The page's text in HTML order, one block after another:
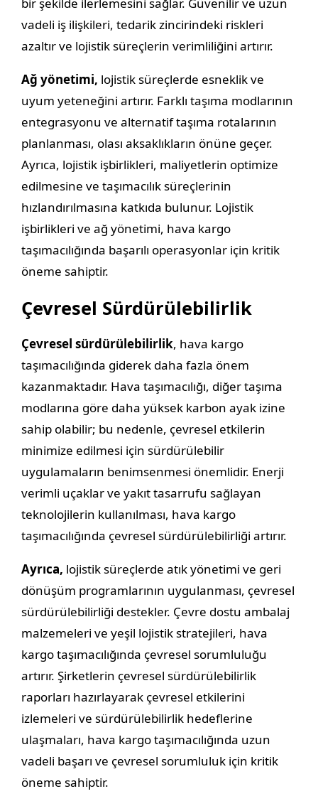
vadeli iş ilişkileri, tedarik zincirindeki riskleri
azaltır ve lojistik süreçlerin verimliliğini artırır.
Ağ yönetimi, lojistik süreçlerde esneklik ve
uyum yeteneğini artırır. Farklı taşıma modlarının
entegrasyonu ve alternatif taşıma rotalarının
planlanması, olası aksaklıkların önüne geçer.
Ayrıca, lojistik işbirlikleri, maliyetlerin optimize
edilmesine ve taşımacılık süreçlerinin
hızlandırılmasına katkıda bulunur. Lojistik
işbirlikleri ve ağ yönetimi, hava kargo
taşımacılığında başarılı operasyonlar için kritik
öneme sahiptir.
Çevresel Sürdürülebilirlik
Çevresel sürdürülebilirlik, hava kargo
taşımacılığında giderek daha fazla önem
kazanmaktadır. Hava taşımacılığı, diğer taşıma
modlarına göre daha yüksek karbon ayak izine
sahip olabilir; bu nedenle, çevresel etkilerin
minimize edilmesi için sürdürülebilir
uygulamaların benimsenmesi önemlidir. Enerji
verimli uçaklar ve yakıt tasarrufu sağlayan
teknolojilerin kullanılması, hava kargo
taşımacılığında çevresel sürdürülebilirliği artırır.
Ayrıca, lojistik süreçlerde atık yönetimi ve geri
dönüşüm programlarının uygulanması, çevresel
sürdürülebilirliği destekler. Çevre dostu ambalaj
malzemeleri ve yeşil lojistik stratejileri, hava
kargo taşımacılığında çevresel sorumluluğu
artırır. Şirketlerin çevresel sürdürülebilirlik
raporları hazırlayarak çevresel etkilerini
izlemeleri ve sürdürülebilirlik hedeflerine
ulaşmaları, hava kargo taşımacılığında uzun
vadeli başarı ve çevresel sorumluluk için kritik
öneme sahiptir.